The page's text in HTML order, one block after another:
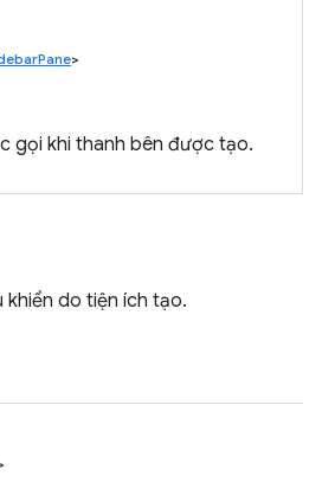
>
gọi khi thanh bên được tạo.
khiển do tiện ích tạo.